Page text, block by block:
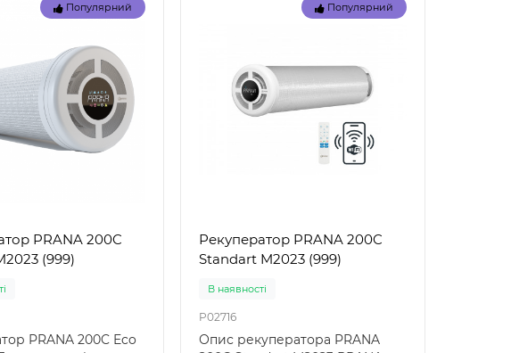
Популярний
PRANA 200C
(999)
PRANA 200C Eco
Популярний
Рекуператор PRANA 200C
Standart M2023 (999)
В наявностi
P02716
Опис рекуператора PRANA